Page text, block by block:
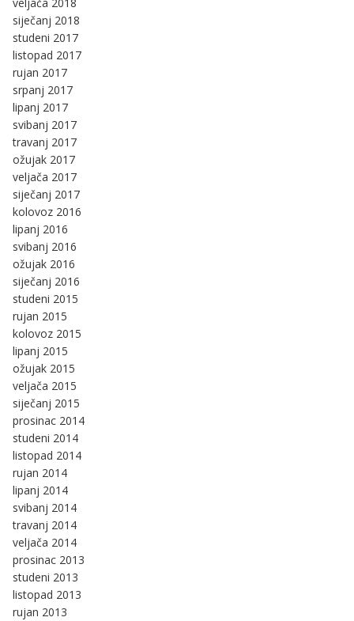
veljača 2018
siječanj 2018
studeni 2017
listopad 2017
rujan 2017
srpanj 2017
lipanj 2017
svibanj 2017
travanj 2017
ožujak 2017
veljača 2017
siječanj 2017
kolovoz 2016
lipanj 2016
svibanj 2016
ožujak 2016
siječanj 2016
studeni 2015
rujan 2015
kolovoz 2015
lipanj 2015
ožujak 2015
veljača 2015
siječanj 2015
prosinac 2014
studeni 2014
listopad 2014
rujan 2014
lipanj 2014
svibanj 2014
travanj 2014
veljača 2014
prosinac 2013
studeni 2013
listopad 2013
rujan 2013